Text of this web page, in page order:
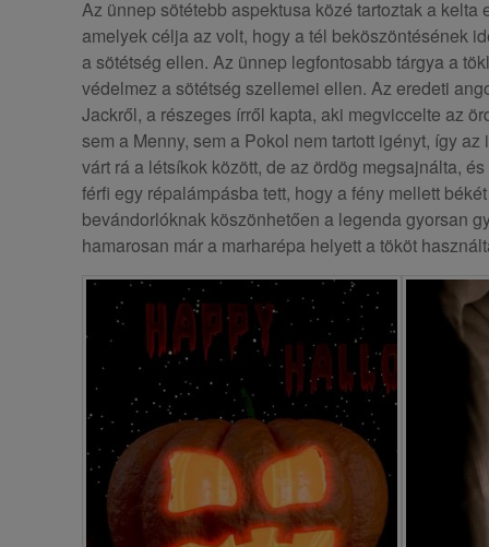
Az ünnep sötétebb aspektusa közé tartoztak a kelta
amelyek célja az volt, hogy a tél beköszöntésének
a sötétség ellen. Az ünnep legfontosabb tárgya a
védelmez a sötétség szellemei ellen. Az eredeti
Jackről, a részeges írről kapta, aki megviccelte az
sem a Menny, sem a Pokol nem tartott igényt, így
várt rá a létsíkok között, de az ördög megsajnálta,
férfi egy répalámpásba tett, hogy a fény mellett
bevándorlóknak köszönhetően a legenda gyorsan
hamarosan már a marharépa helyett a tököt